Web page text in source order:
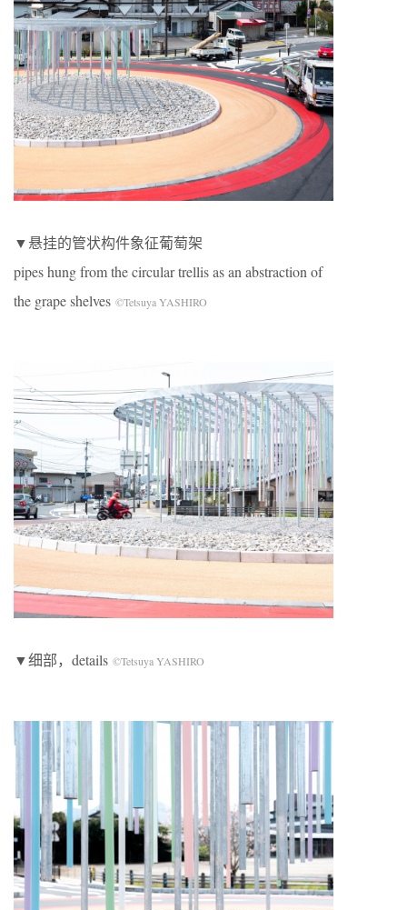
▼悬挂的管状构件象征葡萄架
pipes hung from the circular trellis as an abstraction of
the grape shelves ©Tetsuya YASHIRO
▼细部，details ©Tetsuya YASHIRO